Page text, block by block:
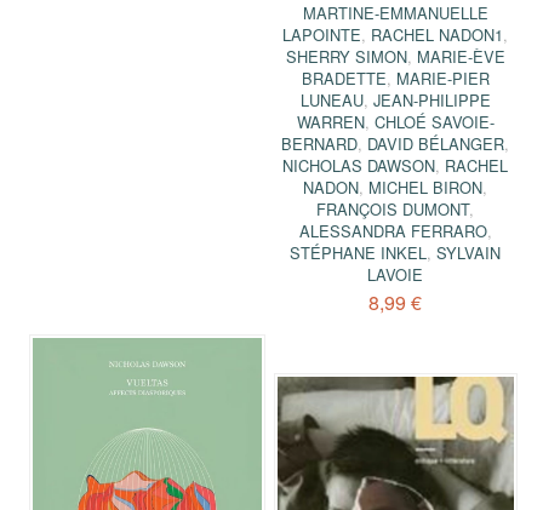
MARTINE-EMMANUELLE
LAPOINTE, RACHEL NADON1,
SHERRY SIMON, MARIE-ÈVE
BRADETTE, MARIE-PIER
LUNEAU, JEAN-PHILIPPE
WARREN, CHLOÉ SAVOIE-
BERNARD, DAVID BÉLANGER,
NICHOLAS DAWSON, RACHEL
NADON, MICHEL BIRON,
FRANÇOIS DUMONT,
ALESSANDRA FERRARO,
STÉPHANE INKEL,SYLVAIN
LAVOIE
8,99 €